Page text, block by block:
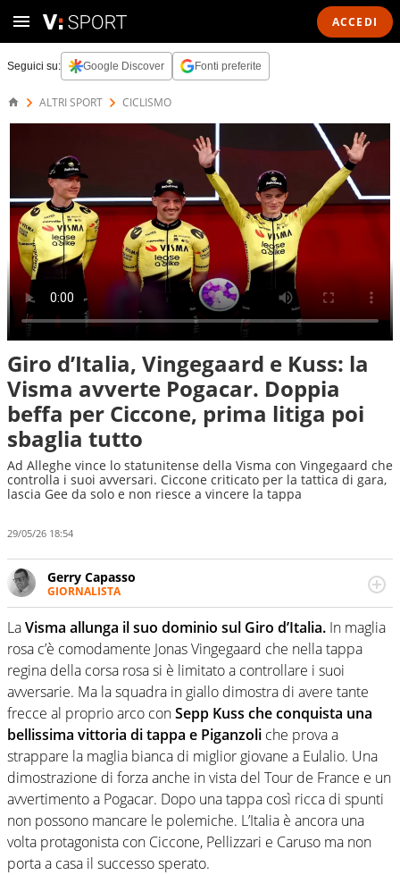
ACCEDI
Seguici su: Google Discover Fonti preferite
ALTRI SPORT CICLISMO
Giro d’Italia, Vingegaard e Kuss: la
Visma avverte Pogacar. Doppia
beffa per Ciccone, prima litiga poi
sbaglia tutto
Ad Alleghe vince lo statunitense della Visma con Vingegaard che
controlla i suoi avversari. Ciccone criticato per la tattica di gara,
lascia Gee da solo e non riesce a vincere la tappa
29/05/26 18:54
Gerry Capasso
GIORNALISTA
Per lui gli sport americani non hanno segreti: basket,
football, baseball e la capacità innata di trovare la notizia
dove altri non vedono granché
LaVisma allunga il suo dominio sul Giro d’Italia. In maglia
rosa c’è comodamente Jonas Vingegaard che nella tappa
regina della corsa rosa si è limitato a controllare i suoi
avversarie. Ma la squadra in giallo dimostra di avere tante
frecce al proprio arco conSepp Kuss che conquista una
bellissima vittoria di tappa e Piganzoli che prova a
strappare la maglia bianca di miglior giovane a Eulalio. Una
dimostrazione di forza anche in vista del Tour de France e un
avvertimento a Pogacar. Dopo una tappa così ricca di spunti
non possono mancare le polemiche. L’Italia è ancora una
volta protagonista con Ciccone, Pellizzari e Caruso ma non
porta a casa il successo sperato.